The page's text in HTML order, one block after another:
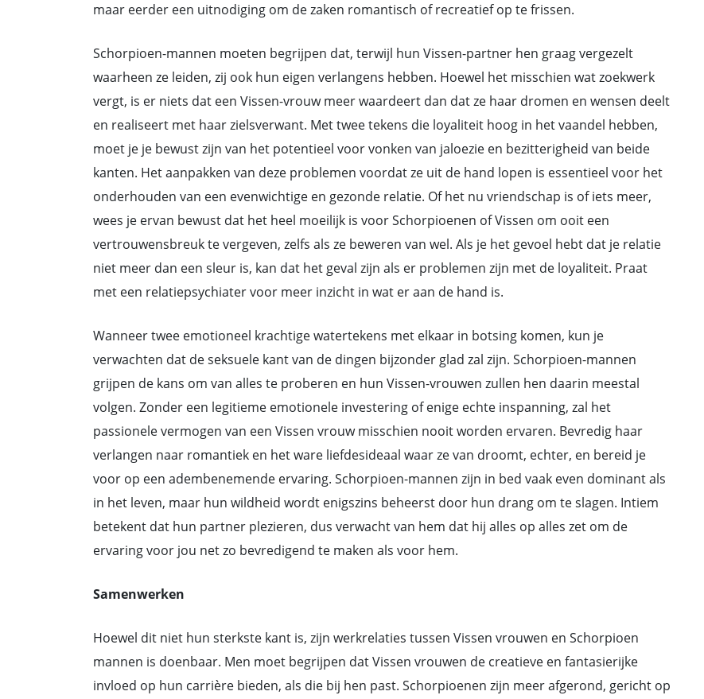
maar eerder een uitnodiging om de zaken romantisch of recreatief op te frissen.
Schorpioen-mannen moeten begrijpen dat, terwijl hun Vissen-partner hen graag vergezelt
waarheen ze leiden, zij ook hun eigen verlangens hebben. Hoewel het misschien wat zoekwerk
vergt, is er niets dat een Vissen-vrouw meer waardeert dan dat ze haar dromen en wensen deelt
en realiseert met haar zielsverwant. Met twee tekens die loyaliteit hoog in het vaandel hebben,
moet je je bewust zijn van het potentieel voor vonken van jaloezie en bezitterigheid van beide
kanten. Het aanpakken van deze problemen voordat ze uit de hand lopen is essentieel voor het
onderhouden van een evenwichtige en gezonde relatie. Of het nu vriendschap is of iets meer,
wees je ervan bewust dat het heel moeilijk is voor Schorpioenen of Vissen om ooit een
vertrouwensbreuk te vergeven, zelfs als ze beweren van wel. Als je het gevoel hebt dat je relatie
niet meer dan een sleur is, kan dat het geval zijn als er problemen zijn met de loyaliteit. Praat
met een relatiepsychiater voor meer inzicht in wat er aan de hand is.
Wanneer twee emotioneel krachtige watertekens met elkaar in botsing komen, kun je
verwachten dat de seksuele kant van de dingen bijzonder glad zal zijn. Schorpioen-mannen
grijpen de kans om van alles te proberen en hun Vissen-vrouwen zullen hen daarin meestal
volgen. Zonder een legitieme emotionele investering of enige echte inspanning, zal het
passionele vermogen van een Vissen vrouw misschien nooit worden ervaren. Bevredig haar
verlangen naar romantiek en het ware liefdesideaal waar ze van droomt, echter, en bereid je
voor op een adembenemende ervaring. Schorpioen-mannen zijn in bed vaak even dominant als
in het leven, maar hun wildheid wordt enigszins beheerst door hun drang om te slagen. Intiem
betekent dat hun partner plezieren, dus verwacht van hem dat hij alles op alles zet om de
ervaring voor jou net zo bevredigend te maken als voor hem.
Samenwerken
Hoewel dit niet hun sterkste kant is, zijn werkrelaties tussen Vissen vrouwen en Schorpioen
mannen is doenbaar. Men moet begrijpen dat Vissen vrouwen de creatieve en fantasierijke
invloed op hun carrière bieden, als die bij hen past. Schorpioenen zijn meer afgerond, gericht op